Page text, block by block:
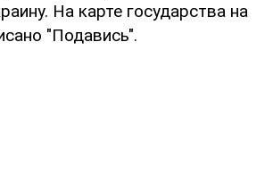
На карте государства на
"Подавись".